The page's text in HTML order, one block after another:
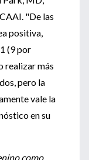
"De las
positiva,
(9 por
realizar más
pero la
vale la
en su
como